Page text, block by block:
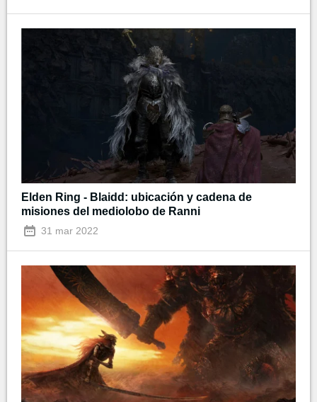
Elden Ring - Blaidd: ubicación y cadena de
misiones del mediolobo de Ranni
31 mar 2022